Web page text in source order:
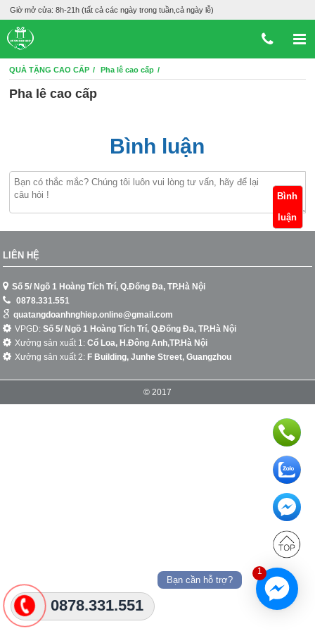
Giờ mở cửa: 8h-21h (tất cả các ngày trong tuần,cả ngày lễ)
QUÀ TẶNG CAO CẤP Pha lê cao cấp
Pha lê cao cấp
Bình luận
Bình
luận
LIÊN HỆ
Số 5/ Ngõ 1 Hoàng Tích Trí, Q.Đống Đa, TP.Hà Nội
0878.331.551
quatangdoanhnghiep.online@gmail.com
VPGD: Số 5/ Ngõ 1 Hoàng Tích Trí, Q.Đống Đa, TP.Hà Nội
Xưởng sản xuất 1: Cổ Loa, H.Đông Anh,TP.Hà Nội
Xưởng sản xuất 2: F Building, Junhe Street, Guangzhou
© 2017
0878.331.551
1
Bạn cần hỗ trợ?